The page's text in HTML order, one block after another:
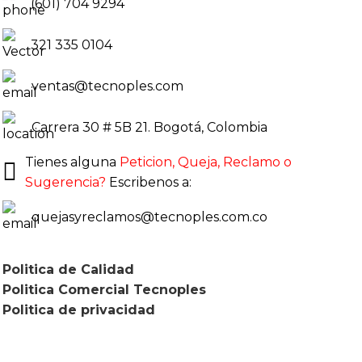
(601) 704 9294
321 335 0104
ventas@tecnoples.com
Carrera 30 # 5B 21. Bogotá, Colombia
Tienes alguna Peticion, Queja, Reclamo o
Sugerencia? Escribenos a:
quejasyreclamos@tecnoples.com.co
Politica de Calidad
Politica Comercial Tecnoples
Politica de privacidad